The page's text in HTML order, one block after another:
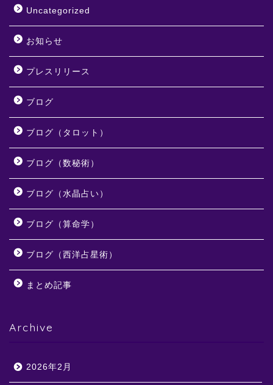
Uncategorized
お知らせ
プレスリリース
ブログ
ブログ（タロット）
ブログ（数秘術）
ブログ（水晶占い）
ブログ（算命学）
ブログ（西洋占星術）
まとめ記事
Archive
2026年2月